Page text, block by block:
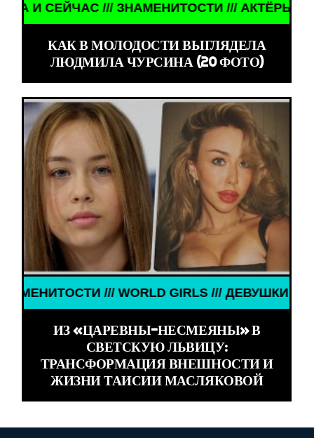
/// АКТЁРЫ ТОГДА И СЕЙЧАС ///
КАК В МОЛОДОСТИ ВЫГЛЯДЕЛА
ЛЮДМИЛА ЧУРСИНА (20 ФОТО)
/// ДЕВУШКИ ЗНАМЕНИТОСТИ /// WORLD
ИЗ «ЦАРЕВНЫ-НЕСМЕЯНЫ» В
СВЕТСКУЮ ЛЬВИЦУ:
ТРАНСФОРМАЦИЯ ВНЕШНОСТИ И
ЖИЗНИ ТАИСИИ МАСЛЯКОВОЙ